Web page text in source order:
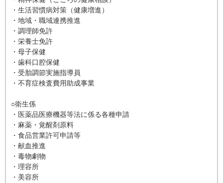
・生活習慣病対策（健康増進）
・地域・職域連携推進
・調理師免許
・栄養士免許
・母子保健
・歯科口腔保健
・受胎調節実施指導員
・不育症検査費用助成事業
○衛生係
・医薬品医療機器等法に係る各種申請
・麻薬・覚醒剤原料
・食品営業許可申請等
・献血推進
・毒物劇物
・理容所
・美容所